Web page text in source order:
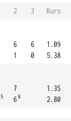
2 3
Kurs
6
1
6
0
1.09
5.38
5
7
68
1.35
2.80